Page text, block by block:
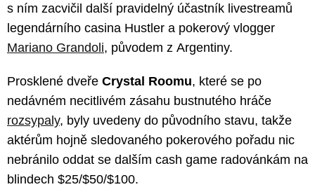
s ním zacvičil další pravidelný účastník livestreamů
legendárního casina Hustler a pokerový vlogger
Mariano Grandoli, původem z Argentiny.
Prosklené dveře Crystal Roomu, které se po
nedávném necitlivém zásahu bustnutého hráče
rozsypaly, byly uvedeny do původního stavu, takže
aktérům hojně sledovaného pokerového pořadu nic
nebránilo oddat se dalším cash game radovánkám na
blindech $25/$50/$100.